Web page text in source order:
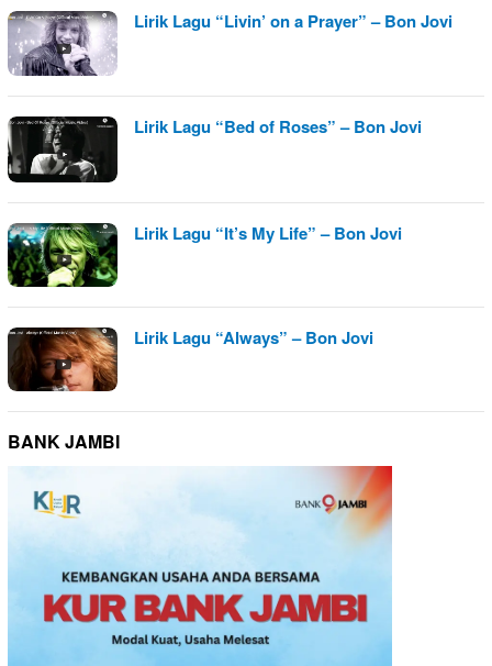
Lirik Lagu “Livin’ on a Prayer” – Bon Jovi
Lirik Lagu “Bed of Roses” – Bon Jovi
Lirik Lagu “It’s My Life” – Bon Jovi
Lirik Lagu “Always” – Bon Jovi
BANK JAMBI